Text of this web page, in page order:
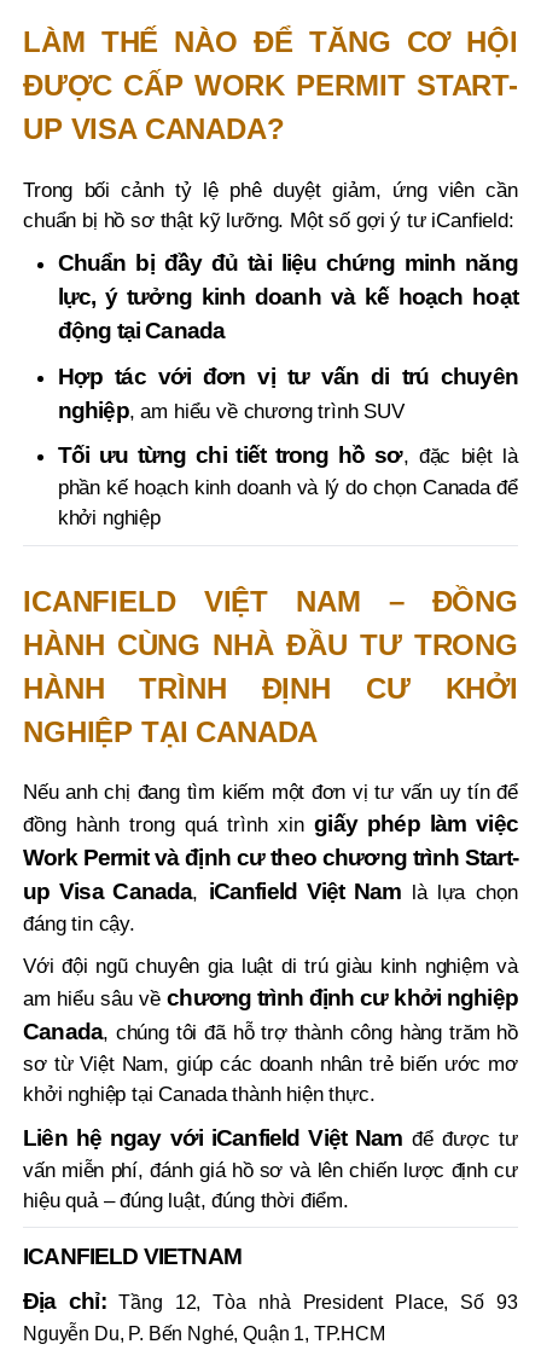
LÀM THẾ NÀO ĐỂ TĂNG CƠ HỘI
ĐƯỢC CẤP WORK PERMIT START-
UP VISA CANADA?
Trong bối cảnh tỷ lệ phê duyệt giảm, ứng viên cần
chuẩn bị hồ sơ thật kỹ lưỡng. Một số gợi ý tư iCanfield:
Chuẩn bị đầy đủ tài liệu chứng minh năng
lực, ý tưởng kinh doanh và kế hoạch hoạt
động tại Canada
Hợp tác với đơn vị tư vấn di trú chuyên
nghiệp, am hiểu về chương trình SUV
Tối ưu từng chi tiết trong hồ sơ, đặc biệt là
phần kế hoạch kinh doanh và lý do chọn Canada để
khởi nghiệp
ICANFIELD VIỆT NAM – ĐỒNG
HÀNH CÙNG NHÀ ĐẦU TƯ TRONG
HÀNH TRÌNH ĐỊNH CƯ KHỞI
NGHIỆP TẠI CANADA
Nếu anh chị đang tìm kiếm một đơn vị tư vấn uy tín để
đồng hành trong quá trình xingiấy phép làm việc
Work Permit và định cư theo chương trình Start-
up Visa Canada, iCanfield Việt Nam là lựa chọn
đáng tin cậy.
Với đội ngũ chuyên gia luật di trú giàu kinh nghiệm và
am hiểu sâu vềchương trình định cư khởi nghiệp
Canada, chúng tôi đã hỗ trợ thành công hàng trăm hồ
sơ từ Việt Nam, giúp các doanh nhân trẻ biến ước mơ
khởi nghiệp tại Canada thành hiện thực.
Liên hệ ngay với iCanfield Việt Nam để được tư
vấn miễn phí, đánh giá hồ sơ và lên chiến lược định cư
hiệu quả – đúng luật, đúng thời điểm.
ICANFIELD VIETNAM
Địa chỉ:Tầng 12, Tòa nhà President Place, Số 93
Nguyễn Du, P. Bến Nghé, Quận 1, TP.HCM